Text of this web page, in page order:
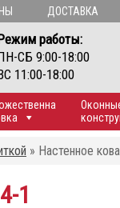
ДОСТАВКА
работы:
СБ 9:00-18:00
11:00-18:00
» Настенное
1